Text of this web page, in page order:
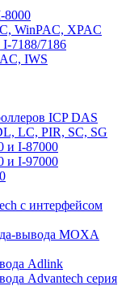
8000
WinPAC, XPAC
7188/7186
IWS
ICP DAS
LC, PIR, SC, SG
и I-87000
и I-97000
с интерфейсом
вывода MOXA
Adlink
Advantech серия